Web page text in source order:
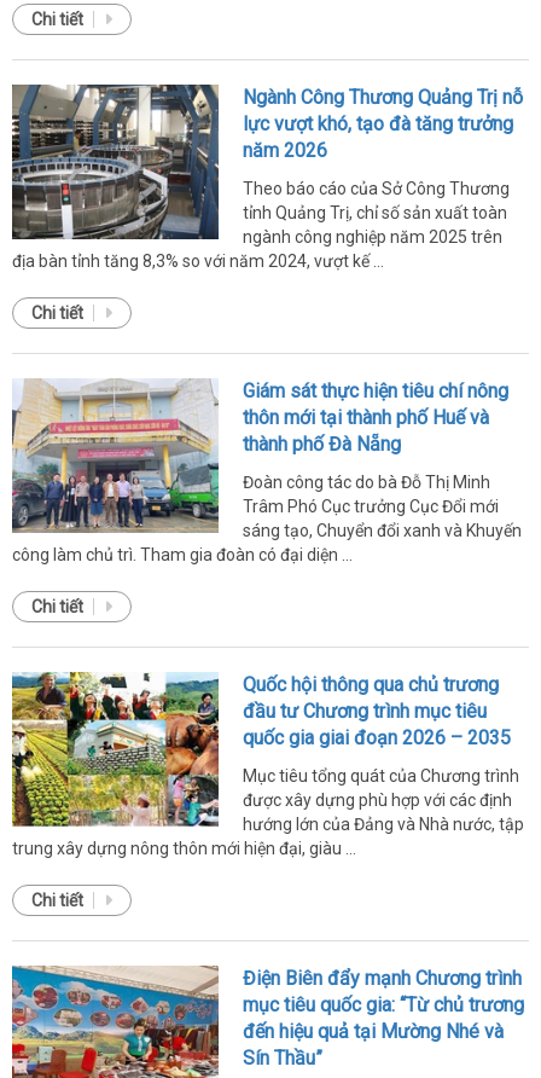
Chi tiết
Ngành Công Thương Quảng Trị nỗ
lực vượt khó, tạo đà tăng trưởng
năm 2026
Theo báo cáo của Sở Công Thương
tỉnh Quảng Trị, chỉ số sản xuất toàn
ngành công nghiệp năm 2025 trên
địa bàn tỉnh tăng 8,3% so với năm 2024, vượt kế ...
Chi tiết
Giám sát thực hiện tiêu chí nông
thôn mới tại thành phố Huế và
thành phố Đà Nẵng
Đoàn công tác do bà Đỗ Thị Minh
Trâm Phó Cục trưởng Cục Đổi mới
sáng tạo, Chuyển đổi xanh và Khuyến
công làm chủ trì. Tham gia đoàn có đại diện ...
Chi tiết
Quốc hội thông qua chủ trương
đầu tư Chương trình mục tiêu
quốc gia giai đoạn 2026 – 2035
Mục tiêu tổng quát của Chương trình
được xây dựng phù hợp với các định
hướng lớn của Đảng và Nhà nước, tập
trung xây dựng nông thôn mới hiện đại, giàu ...
Chi tiết
Điện Biên đẩy mạnh Chương trình
mục tiêu quốc gia: “Từ chủ trương
đến hiệu quả tại Mường Nhé và
Sín Thầu”